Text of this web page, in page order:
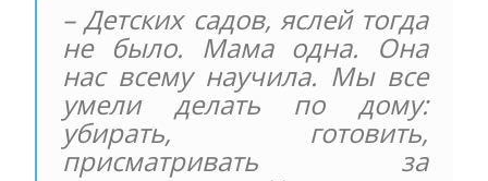
– Детских садов, яслей тогда
не было. Мама одна. Она
нас всему научила. Мы все
умели делать по дому:
убирать, готовить,
присматривать за